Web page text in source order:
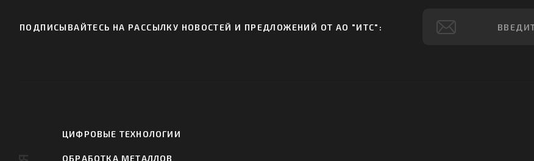
ПОДПИСЫВАЙТЕСЬ НА РАССЫЛКУ НОВОСТЕЙ И ПРЕДЛОЖЕНИЙ ОТ АО "ИТС":
ЦИФРОВЫЕ ТЕХНОЛОГИИ
ОБРАБОТКА МЕТАЛЛОВ